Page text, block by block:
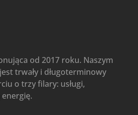
od 2017 roku. Naszym
trwały i długoterminowy
o trzy filary: usługi,